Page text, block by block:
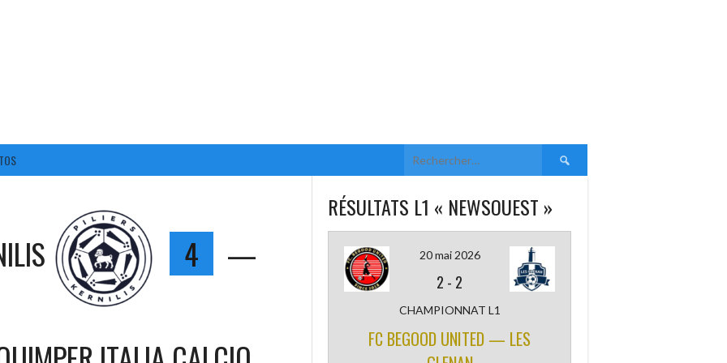
Rechercher :
4 —
RÉSULTATS L1 « NEWSOUEST »
20 mai 2026
2 - 2
CHAMPIONNAT L1
FC BEGOOD UNITED — LES